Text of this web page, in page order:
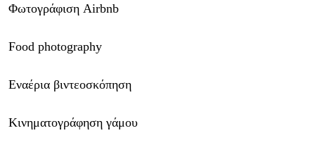
Φωτογράφιση Airbnb
Food photography
Εναέρια βιντεοσκόπηση
Κινηματογράφηση γάμου